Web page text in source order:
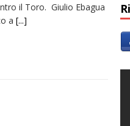
dell’arcivescovo mons.
il Toro. Giulio Ebagua
a [...]